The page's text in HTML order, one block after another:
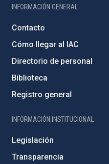
INFORMACIÓN GENERAL
Contacto
Cómo llegar al IAC
Directorio de personal
Biblioteca
Registro general
INFORMACIÓN INSTITUCIONAL
Legislación
Transparencia